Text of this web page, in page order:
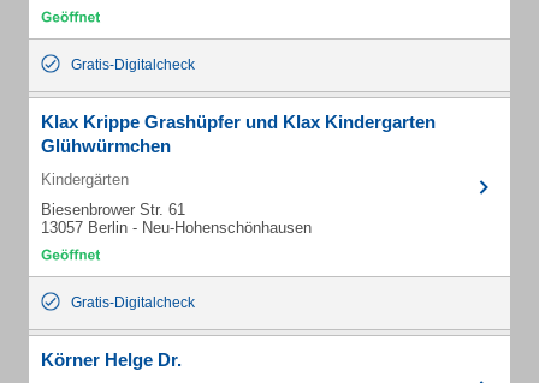
Gratis-Digitalcheck
Klax Krippe Grashüpfer und Klax Kindergarten
Glühwürmchen
Kindergärten
Biesenbrower Str. 61
13057 Berlin - Neu-Hohenschönhausen
Gratis-Digitalcheck
Körner Helge Dr.